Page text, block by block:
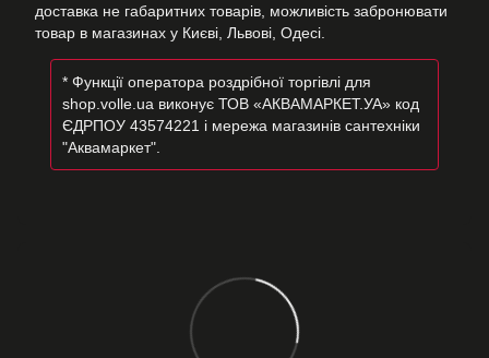
доставка не габаритних товарів, можливість забронювати
товар в магазинах у Києві, Львові, Одесі.
* Функції оператора роздрібної торгівлі для
shop.volle.ua виконує ТОВ «АКВАМАРКЕТ.УА» код
ЄДРПОУ 43574221 і мережа магазинів сантехніки
"Аквамаркет".